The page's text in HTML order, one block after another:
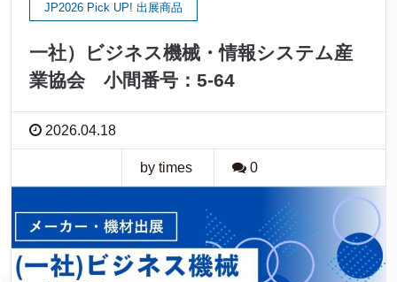
JP2026 Pick UP! 出展商品
一社）ビジネス機械・情報システム産
業協会 小間番号：5-64
2026.04.18
by times 0